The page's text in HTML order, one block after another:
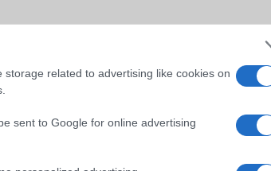
related to advertising like cookies on
sent to Google for online advertising
Ft (új)
112.000 Ft (új)